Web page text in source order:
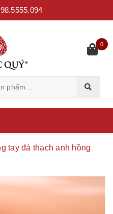
0
tay đá thạch anh hồng